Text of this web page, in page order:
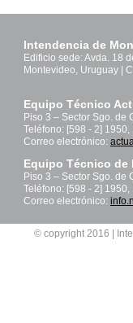
Intendencia de
Edificio sede: Avda. 18
Montevideo, Uruguay |
Equipo Técnico
Piso 3 – Sector Sgo. de
Teléfono: [598 - 2]
Correo electrónico:
Equipo Técnico
Piso 3 – Sector Sgo. de
Teléfono: [598 - 2]
Correo electrónico:
© copyright 2016 |